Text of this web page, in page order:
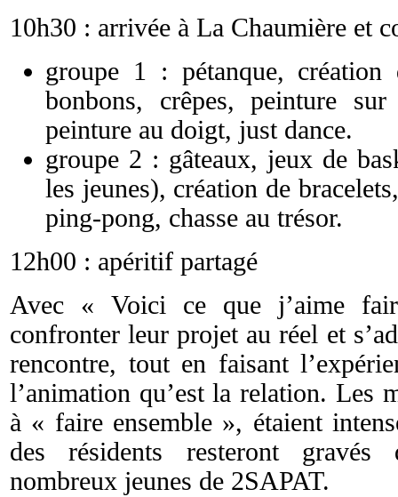
10h30 : arrivée à La Chaumière et
groupe 1 : pétanque, création
bonbons, crêpes, peinture
peinture au doigt, just dance.
groupe 2 : gâteaux, jeux de
les jeunes), création de
ping-pong, chasse au trésor.
12h00 : apéritif partagé
Avec « Voici ce que j’aime
confronter leur projet au réel et
rencontre, tout en faisant
l’animation qu’est la relation. Les
à « faire ensemble », étaient
des résidents resteront
nombreux jeunes de 2SAPAT.